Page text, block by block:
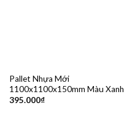
Pallet Nhựa Mới
1100x1100x150mm Màu Xanh
395.000₫